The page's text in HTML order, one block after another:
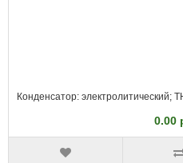
Конденсатор: электролитический;
0.00